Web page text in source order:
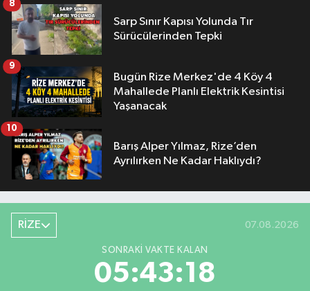
Sarp Sınır Kapısı Yolunda Tır
Sürücülerinden Tepki
8
Bugün Rize Merkez'de 4 Köy 4
Mahallede Planlı Elektrik Kesintisi
Yaşanacak
9
Barış Alper Yılmaz, Rize’den
Ayrılırken Ne Kadar Haklıydı?
10
RİZE 07.08.2026
SONRAKI VAKTE KALAN
05:43:17